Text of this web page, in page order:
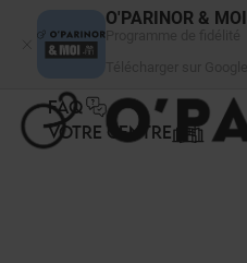
O'PARINOR & MOI
FAQ
VOTRE CENTRE
Panneau de gestion des cookies